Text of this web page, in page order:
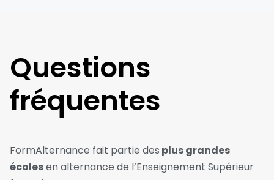
Questions
fréquentes
FormAlternance fait partie des plus grandes
écolesen alternance de l’Enseignement Supérieur